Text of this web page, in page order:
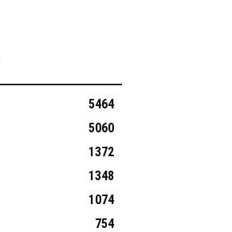
5464
5060
1372
1348
1074
754